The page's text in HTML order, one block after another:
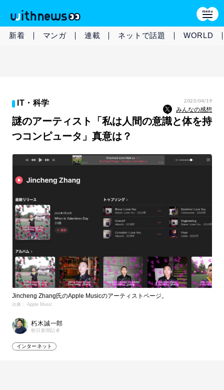
新着 マンガ 連載 ネットで話題 WORLD
IT・科学 2023/04/19
みんなの感想
謎のアーティスト「私は人間の意識と体を持
つコンピュータ」真意は？
Jincheng Zhang氏のApple Musicのアーティストページ。
出典： Apple Music
朽木誠一郎
朝日新聞記者
インターネット